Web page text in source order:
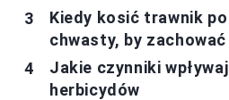
Kiedy kosić trawnik
chwasty, by
Jakie czynniki
herbicydów